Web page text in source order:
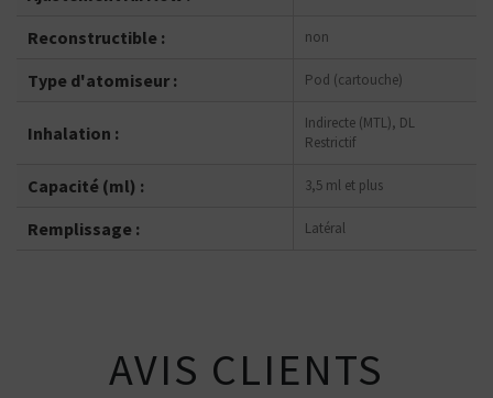
Reconstructible : non
Type d'atomiseur : Pod (cartouche)
Inhalation :
Indirecte (MTL), DL
Restrictif
Capacité (ml) : 3,5 ml et plus
Remplissage : Latéral
AVIS CLIENTS